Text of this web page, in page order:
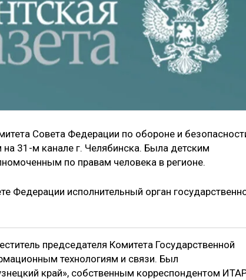
Совета Федерации по обороне и
31-м канале г. Челябинска. Была детским
по правам человека в регионе.
Федерации исполнительный орган
председателя Комитета Государственной
технологиям и связи. Был
край», собственным корреспондентом